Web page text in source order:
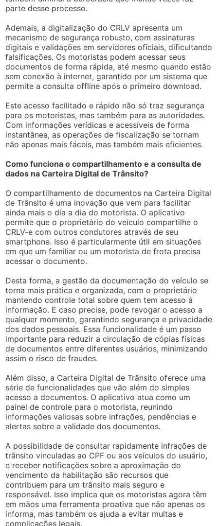
parte desse processo.
Ademais, a digitalização do CRLV apresenta um
mecanismo de segurança robusto, com assinaturas
digitais e validações em servidores oficiais, dificultando
falsificações. Os motoristas podem acessar seus
documentos de forma rápida, até mesmo quando estão
sem conexão à internet, garantido por um sistema que
permite a consulta offline após o primeiro download.
Este acesso facilitado e rápido não só traz segurança
para os motoristas, mas também para as autoridades.
Com informações verídicas e acessíveis de forma
instantânea, as operações de fiscalização se tornam
não apenas mais fáceis, mas também mais eficientes.
Como funciona o compartilhamento e a consulta de
dados na Carteira Digital de Trânsito?
O compartilhamento de documentos na Carteira Digital
de Trânsito é uma inovação que vem para facilitar
ainda mais o dia a dia do motorista. O aplicativo
permite que o proprietário do veículo compartilhe o
CRLV-e com outros condutores através de seu
smartphone. Isso é particularmente útil em situações
em que um familiar ou um motorista de frota precisa
acessar o documento.
Desta forma, a gestão da documentação do veículo se
torna mais prática e organizada, com o proprietário
mantendo controle total sobre quem tem acesso à
informação. E caso precise, pode revogar o acesso a
qualquer momento, garantindo segurança e privacidade
dos dados pessoais. Essa funcionalidade é um passo
importante para reduzir a circulação de cópias físicas
de documentos entre diferentes usuários, minimizando
assim o risco de fraudes.
Além disso, a Carteira Digital de Trânsito oferece uma
série de funcionalidades que vão além do simples
acesso a documentos. O aplicativo atua como um
painel de controle para o motorista, reunindo
informações valiosas sobre infrações, pendências e
alertas sobre a validade dos documentos.
A possibilidade de consultar rapidamente infrações de
trânsito vinculadas ao CPF ou aos veículos do usuário,
e receber notificações sobre a aproximação do
vencimento da habilitação são recursos que
contribuem para um trânsito mais seguro e
responsável. Isso implica que os motoristas agora têm
em mãos uma ferramenta proativa que não apenas os
informa, mas também os ajuda a evitar multas e
complicações legais.